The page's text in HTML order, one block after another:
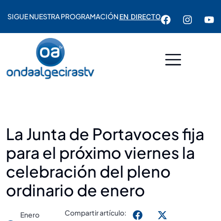
SIGUE NUESTRA PROGRAMACIÓNEN DIRECTO
La Junta de Portavoces fija
para el próximo viernes la
celebración del pleno
ordinario de enero
Enero
Compartir artículo: